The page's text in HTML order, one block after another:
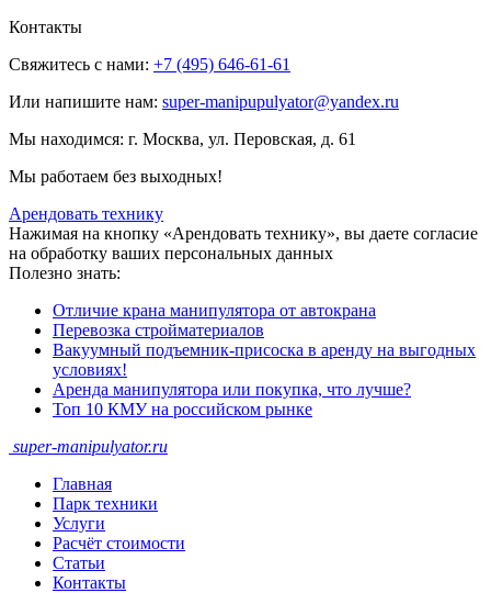
Контакты
Свяжитесь с нами: +7 (495) 646-61-61
Или напишите нам: super-manipupulyator@yandex.ru
Мы находимся: г. Москва, ул. Перовская, д. 61
Мы работаем без выходных!
Арендовать технику
Нажимая на кнопку «Арендовать технику», вы даете согласие
на обработку ваших персональных данных
Полезно знать:
Отличие крана манипулятора от автокрана
Перевозка стройматериалов
Вакуумный подъемник-присоска в аренду на выгодных
условиях!
Аренда манипулятора или покупка, что лучше?
Топ 10 КМУ на российском рынке
super-manipulyator.ru
Главная
Парк техники
Услуги
Расчёт стоимости
Статьи
Контакты